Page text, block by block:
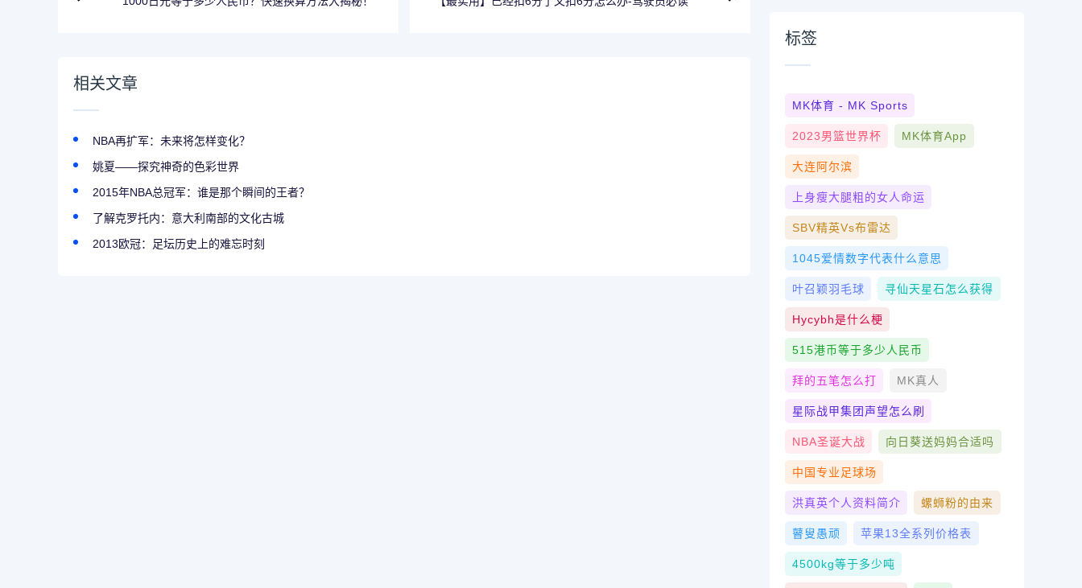
相关文章
NBA再扩军：未来将怎样变化？
姚夏——探究神奇的色彩世界
2015年NBA总冠军：谁是那个瞬间的王者？
了解克罗托内：意大利南部的文化古城
2013欧冠：足坛历史上的难忘时刻
标签
MK体育 - MK Sports
2023男篮世界杯 MK体育App
大连阿尔滨
上身瘦大腿粗的女人命运
SBV精英vs布雷达
1045爱情数字代表什么意思
叶召颖羽毛球 寻仙天星石怎么获得
Hycybh是什么梗
515港币等于多少人民币
拜的五笔怎么打 MK真人
星际战甲集团声望怎么刷
NBA圣诞大战 向日葵送妈妈合适吗
中国专业足球场
洪真英个人资料简介 螺蛳粉的由来
瞽叟愚顽 苹果13全系列价格表
4500kg等于多少吨